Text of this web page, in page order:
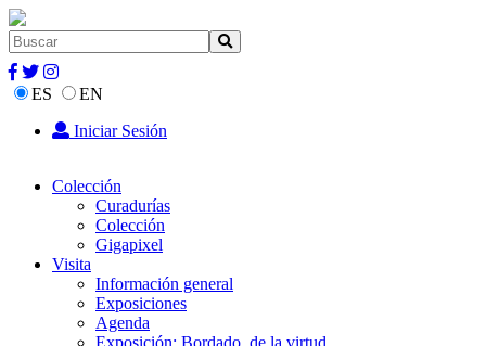
ES
EN
Iniciar Sesión
Colección
Curadurías
Colección
Gigapixel
Visita
Información general
Exposiciones
Agenda
Exposición: Bordado, de la virtud